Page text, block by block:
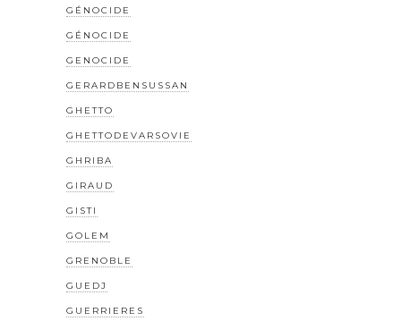
GÉNOCIDE
GÉNOCIDE
GENOCIDE
GERARDBENSUSSAN
GHETTO
GHETTODEVARSOVIE
GHRIBA
GIRAUD
GISTI
GOLEM
GRENOBLE
GUEDJ
GUERRIERES